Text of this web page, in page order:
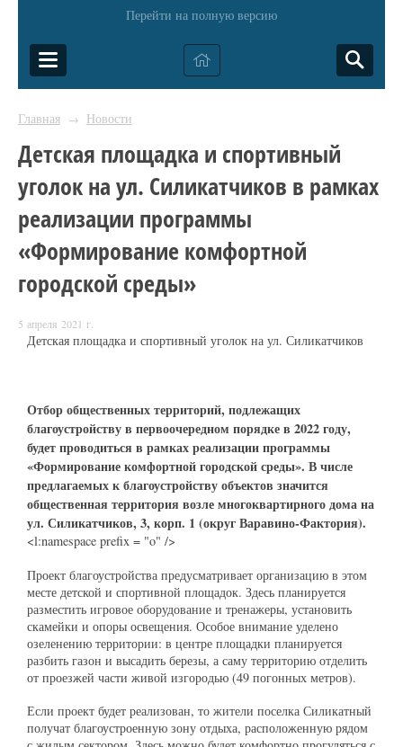
Перейти на полную версию
Главная → Новости
Детская площадка и спортивный
уголок на ул. Силикатчиков в рамках
реализации программы
«Формирование комфортной
городской среды»
5 апреля 2021 г.
Детская площадка и спортивный уголок на ул. Силикатчиков
Отбор общественных территорий, подлежащих
благоустройству в первоочередном порядке в 2022 году,
будет проводиться в рамках реализации программы
«Формирование комфортной городской среды». В числе
предлагаемых к благоустройству объектов значится
общественная территория возле многоквартирного дома на
ул. Силикатчиков, 3, корп. 1 (округ Варавино-Фактория).
<l:namespace prefix = "o" />
Проект благоустройства предусматривает организацию в этом
месте детской и спортивной площадок. Здесь планируется
разместить игровое оборудование и тренажеры, установить
скамейки и опоры освещения. Особое внимание уделено
озеленению территории: в центре площадки планируется
разбить газон и высадить березы, а саму территорию отделить
от проезжей части живой изгородью (49 погонных метров).
Если проект будет реализован, то жители поселка Силикатный
получат благоустроенную зону отдыха, расположенную рядом